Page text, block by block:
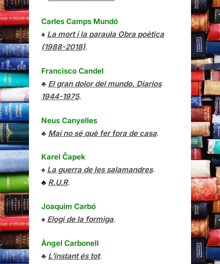
Carles Camps Mundó
♠ La mort i la paraula Obra poètica
(1988-2018).
Francisco Candel
♣ El gran dolor del mundo. Diarios
1944-1975.
Neus Canyelles
♣ Mai no sé què fer fora de casa.
Karel Čapek
♠ La guerra de les salamandres.
♣ R.U.R.
Joaquim Carbó
♠ Elogi de la formiga.
Àngel Carbonell
♣ L’instant és tot.